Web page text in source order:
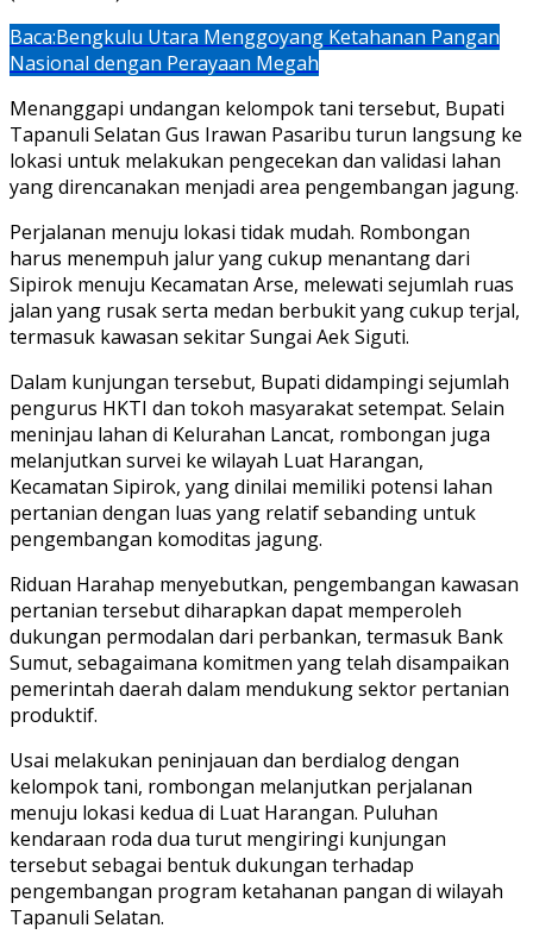
Baca:Bengkulu Utara Menggoyang Ketahanan Pangan
Nasional dengan Perayaan Megah
Menanggapi undangan kelompok tani tersebut, Bupati
Tapanuli Selatan Gus Irawan Pasaribu turun langsung ke
lokasi untuk melakukan pengecekan dan validasi lahan
yang direncanakan menjadi area pengembangan jagung.
Perjalanan menuju lokasi tidak mudah. Rombongan
harus menempuh jalur yang cukup menantang dari
Sipirok menuju Kecamatan Arse, melewati sejumlah ruas
jalan yang rusak serta medan berbukit yang cukup terjal,
termasuk kawasan sekitar Sungai Aek Siguti.
Dalam kunjungan tersebut, Bupati didampingi sejumlah
pengurus HKTI dan tokoh masyarakat setempat. Selain
meninjau lahan di Kelurahan Lancat, rombongan juga
melanjutkan survei ke wilayah Luat Harangan,
Kecamatan Sipirok, yang dinilai memiliki potensi lahan
pertanian dengan luas yang relatif sebanding untuk
pengembangan komoditas jagung.
Riduan Harahap menyebutkan, pengembangan kawasan
pertanian tersebut diharapkan dapat memperoleh
dukungan permodalan dari perbankan, termasuk Bank
Sumut, sebagaimana komitmen yang telah disampaikan
pemerintah daerah dalam mendukung sektor pertanian
produktif.
Usai melakukan peninjauan dan berdialog dengan
kelompok tani, rombongan melanjutkan perjalanan
menuju lokasi kedua di Luat Harangan. Puluhan
kendaraan roda dua turut mengiringi kunjungan
tersebut sebagai bentuk dukungan terhadap
pengembangan program ketahanan pangan di wilayah
Tapanuli Selatan.